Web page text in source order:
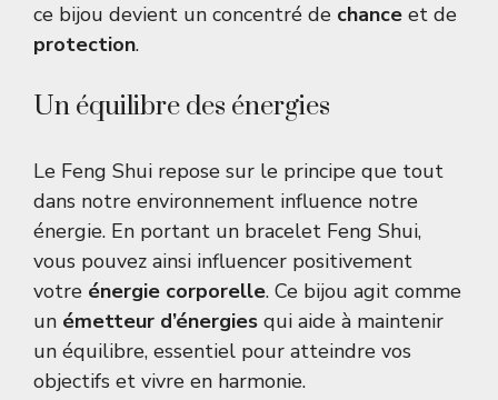
ce bijou devient un concentré de chance et de
protection.
Un équilibre des énergies
Le Feng Shui repose sur le principe que tout
dans notre environnement influence notre
énergie. En portant un bracelet Feng Shui,
vous pouvez ainsi influencer positivement
votre énergie corporelle. Ce bijou agit comme
un émetteur d’énergies qui aide à maintenir
un équilibre, essentiel pour atteindre vos
objectifs et vivre en harmonie.